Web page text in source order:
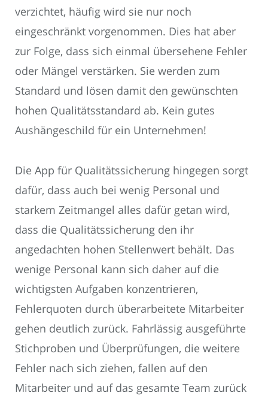
verzichtet, häufig wird sie nur noch
eingeschränkt vorgenommen. Dies hat aber
zur Folge, dass sich einmal übersehene Fehler
oder Mängel verstärken. Sie werden zum
Standard und lösen damit den gewünschten
hohen Qualitätsstandard ab. Kein gutes
Aushängeschild für ein Unternehmen!
Die App für Qualitätssicherung hingegen sorgt
dafür, dass auch bei wenig Personal und
starkem Zeitmangel alles dafür getan wird,
dass die Qualitätssicherung den ihr
angedachten hohen Stellenwert behält. Das
wenige Personal kann sich daher auf die
wichtigsten Aufgaben konzentrieren,
Fehlerquoten durch überarbeitete Mitarbeiter
gehen deutlich zurück. Fahrlässig ausgeführte
Stichproben und Überprüfungen, die weitere
Fehler nach sich ziehen, fallen auf den
Mitarbeiter und auf das gesamte Team zurück